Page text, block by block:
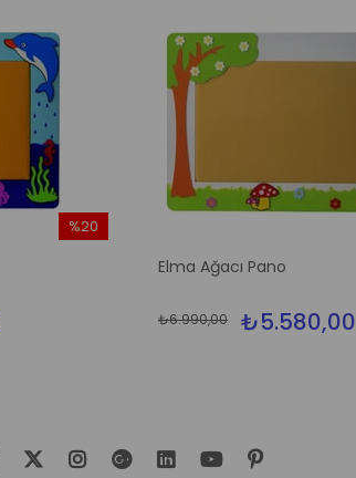
%20
Elma Ağacı Pano
₺5.580,00
₺6.990,00